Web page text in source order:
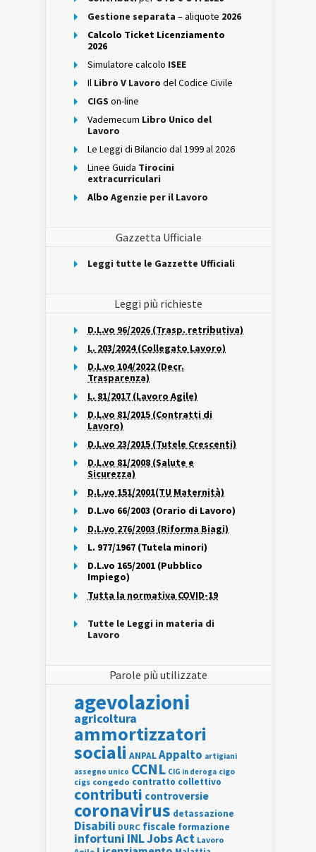
Gestione separata – aliquote 2026
Calcolo Ticket Licenziamento
2026
Simulatore calcolo ISEE
Il Libro V Lavoro del Codice Civile
CIGS on-line
Vademecum Libro Unico del
Lavoro
Le Leggi di Bilancio dal 1999 al 2026
Linee Guida Tirocini
extracurriculari
Albo Agenzie per il Lavoro
Gazzetta Ufficiale
Leggi tutte le Gazzette Ufficiali
Leggi più richieste
D.L.vo 96/2026 (Trasp. retributiva)
L. 203/2024 (Collegato Lavoro)
D.L.vo 104/2022 (Decr.
Trasparenza)
L. 81/2017 (Lavoro Agile)
D.L.vo 81/2015 (Contratti di
Lavoro)
D.L.vo 23/2015 (Tutele Crescenti)
D.L.vo 81/2008 (Salute e
Sicurezza)
D.L.vo 151/2001(TU Maternità)
D.L.vo 66/2003 (Orario di Lavoro)
D.L.vo 276/2003 (Riforma Biagi)
L. 977/1967 (Tutela minori)
D.L.vo 165/2001 (Pubblico
Impiego)
Tutta la normativa COVID-19
Tutte le Leggi in materia di
Lavoro
Parole più utilizzate
agevolazioni
agricoltura
ammortizzatori
sociali ANPALAppalto artigiani
assegno unico CCNL CIG in deroga cigo
cigs congedo contratto collettivo
contributi controversie
coronavirus detassazione
Disabili DURC fiscale formazione
infortuni INLJobs Act Lavoro